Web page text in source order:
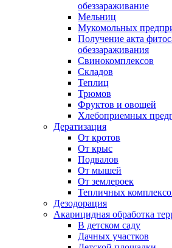
обеззараживание
Мельниц
Мукомольных
Получение акта
обеззараживания
Свинокомплексов
Складов
Теплиц
Трюмов
Фруктов и овощей
Хлебоприемных
Дератизация
От кротов
От крыс
Подвалов
От мышей
От землероек
Тепличных
Дезодорация
Акарицидная обработка
В детском саду
Дачных участков